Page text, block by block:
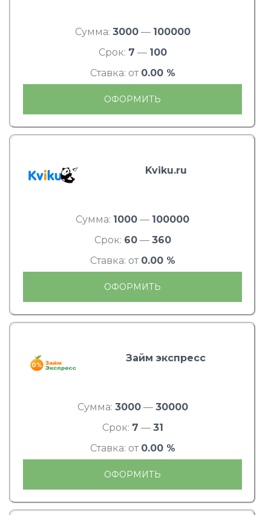
Сумма: 3000— 100000
Срок: 7 — 100
Ставка: от 0.00 %
ОФОРМИТЬ
Kviku.ru
Сумма: 1000 — 100000
Срок: 60— 360
Ставка: от 0.00 %
ОФОРМИТЬ
Займ экспресс
Сумма: 3000— 30000
Срок: 7 — 31
Ставка: от 0.00 %
ОФОРМИТЬ